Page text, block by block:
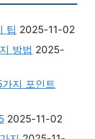
팁 2025-11-02
방법 2025-
지 포인트
2025-11-02